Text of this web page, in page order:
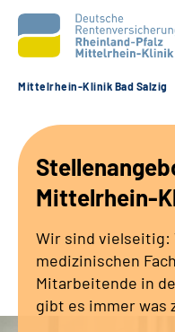
Unsere Angebote
Karriere
Zuweisende &
Mittelrhein-Klinik Bad Salzig
Mittelrhein-
Wir sind vielseitig:
medizinischen
Mitarbeitende in
gibt es immer was